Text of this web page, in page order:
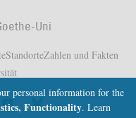
Uni
StandorteZahlen und Fakten
personal information for the
Functionality. Learn